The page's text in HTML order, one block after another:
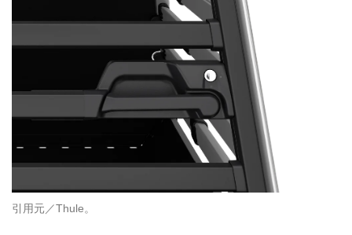
引用元／Thule。